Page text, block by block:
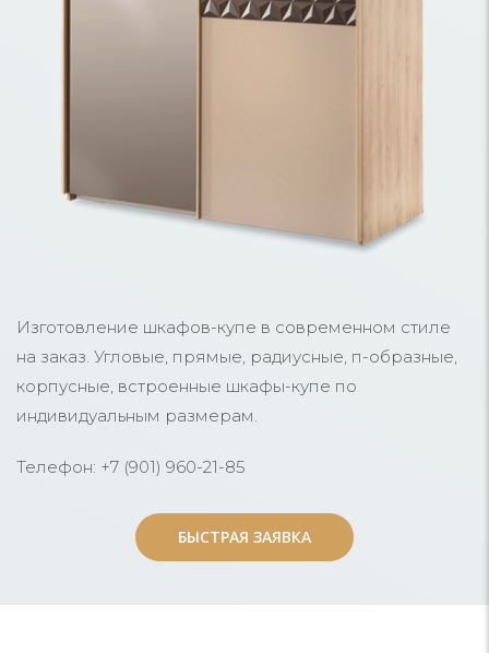
Изготовление шкафов-купе в современном стиле
на заказ. Угловые, прямые, радиусные, п-образные,
корпусные, встроенные шкафы-купе по
индивидуальным размерам.
Телефон: +7 (901) 960-21-85
БЫСТРАЯ ЗАЯВКА
БЫСТРАЯ ЗАЯВКА